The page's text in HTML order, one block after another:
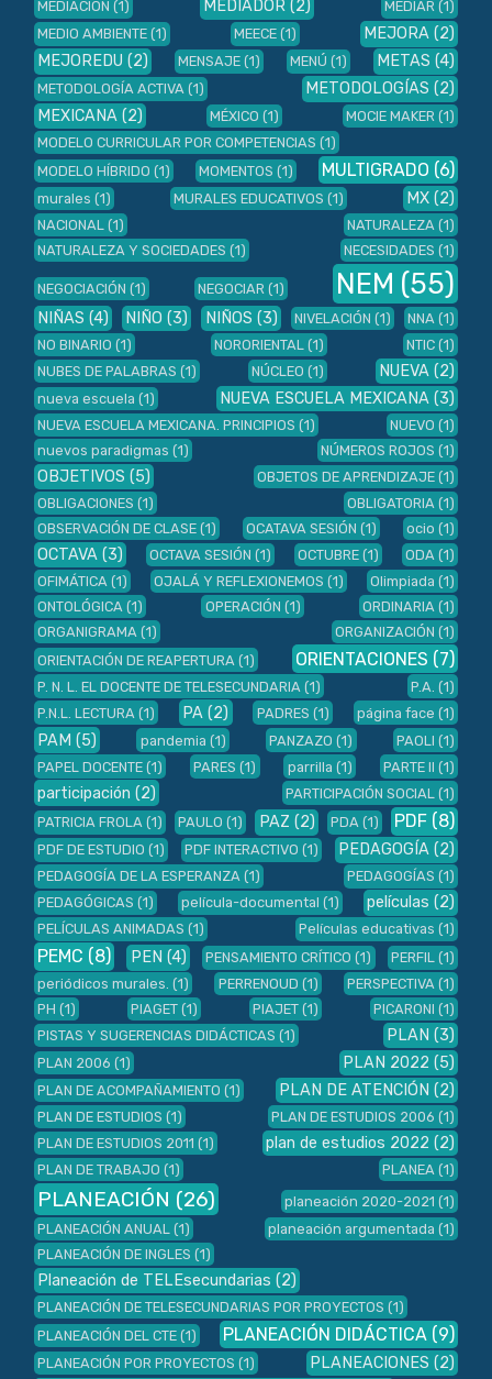
MEDIACIÓN (1) MEDIADOR (2) MEDIAR (1)
MEDIO AMBIENTE (1) MEECE (1) MEJORA (2)
MEJOREDU (2) MENSAJE (1) MENÚ (1) METAS (4)
METODOLOGÍA ACTIVA (1) METODOLOGÍAS (2)
MEXICANA (2) MÉXICO (1) MOCIE MAKER (1)
MODELO CURRICULAR POR COMPETENCIAS (1)
MODELO HÍBRIDO (1) MOMENTOS (1) MULTIGRADO (6)
murales (1) MURALES EDUCATIVOS (1) MX (2)
NACIONAL (1) NATURALEZA (1)
NATURALEZA Y SOCIEDADES (1) NECESIDADES (1)
NEGOCIACIÓN (1) NEGOCIAR (1) NEM (55)
NIÑAS (4) NIÑO (3) NIÑOS (3) NIVELACIÓN (1) NNA (1)
NO BINARIO (1) NORORIENTAL (1) NTIC (1)
NUBES DE PALABRAS (1) NÚCLEO (1) NUEVA (2)
nueva escuela (1) NUEVA ESCUELA MEXICANA (3)
NUEVA ESCUELA MEXICANA. PRINCIPIOS (1) NUEVO (1)
nuevos paradigmas (1) NÚMEROS ROJOS (1)
OBJETIVOS (5) OBJETOS DE APRENDIZAJE (1)
OBLIGACIONES (1) OBLIGATORIA (1)
OBSERVACIÓN DE CLASE (1) OCATAVA SESIÓN (1) ocio (1)
OCTAVA (3) OCTAVA SESIÓN (1) OCTUBRE (1) ODA (1)
OFIMÁTICA (1) OJALÁ Y REFLEXIONEMOS (1) Olimpiada (1)
ONTOLÓGICA (1) OPERACIÓN (1) ORDINARIA (1)
ORGANIGRAMA (1) ORGANIZACIÓN (1)
ORIENTACIÓN DE REAPERTURA (1) ORIENTACIONES (7)
P. N. L. EL DOCENTE DE TELESECUNDARIA (1) P.A. (1)
P.N.L. LECTURA (1) PA (2) PADRES (1) página face (1)
PAM (5) pandemia (1) PANZAZO (1) PAOLI (1)
PAPEL DOCENTE (1) PARES (1) parrilla (1) PARTE II (1)
participación (2) PARTICIPACIÓN SOCIAL (1)
PATRICIA FROLA (1) PAULO (1) PAZ (2) PDA (1) PDF (8)
PDF DE ESTUDIO (1) PDF INTERACTIVO (1) PEDAGOGÍA (2)
PEDAGOGÍA DE LA ESPERANZA (1) PEDAGOGÍAS (1)
PEDAGÓGICAS (1) película-documental (1) películas (2)
PELÍCULAS ANIMADAS (1) Películas educativas (1)
PEMC (8) PEN (4) PENSAMIENTO CRÍTICO (1) PERFIL (1)
periódicos murales. (1) PERRENOUD (1) PERSPECTIVA (1)
PH (1) PIAGET (1) PIAJET (1) PICARONI (1)
PISTAS Y SUGERENCIAS DIDÁCTICAS (1) PLAN (3)
PLAN 2006 (1) PLAN 2022 (5)
PLAN DE ACOMPAÑAMIENTO (1) PLAN DE ATENCIÓN (2)
PLAN DE ESTUDIOS (1) PLAN DE ESTUDIOS 2006 (1)
PLAN DE ESTUDIOS 2011 (1) plan de estudios 2022 (2)
PLAN DE TRABAJO (1) PLANEA (1)
PLANEACIÓN (26) planeación 2020-2021 (1)
PLANEACIÓN ANUAL (1) planeación argumentada (1)
PLANEACIÓN DE INGLES (1)
Planeación de TELEsecundarias (2)
PLANEACIÓN DE TELESECUNDARIAS POR PROYECTOS (1)
PLANEACIÓN DEL CTE (1) PLANEACIÓN DIDÁCTICA (9)
PLANEACIÓN POR PROYECTOS (1) PLANEACIONES (2)